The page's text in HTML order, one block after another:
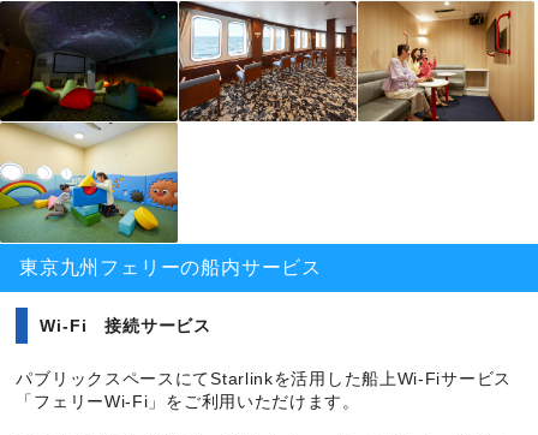
旅客定員
268名
車載搭載数
トラック約154台／乗用車約30台
詳細ページへ
総トン数
17,400トン
航海速力
27.5ノット
全長
旅客定員
車載搭載数
トラック158台／乗用車58台
東京九州フェリーの船内サービス
Wi-Fi 接続サービス
パブリックスペースにてStarlinkを活用した船上Wi-Fiサービス
「フェリーWi-Fi」をご利用いただけます。